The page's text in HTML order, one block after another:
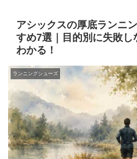
アシックスの厚底ランニ
すめ7選｜目的別に失敗し
わかる！
ランニングシューズ